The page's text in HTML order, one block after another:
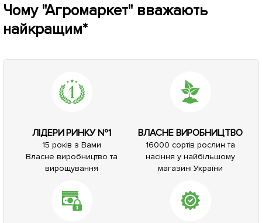
Чому "Агромаркет" вважають
найкращим*
ЛІДЕРИ РИНКУ №1
15 років з Вами
Власне виробництво та
вирощування
ВЛАСНЕ ВИРОБНИЦТВО
16000 сортів рослин та
насіння у найбільшому
магазині України
Фейсбук
Телеграм
Вайбер
Інстаграм